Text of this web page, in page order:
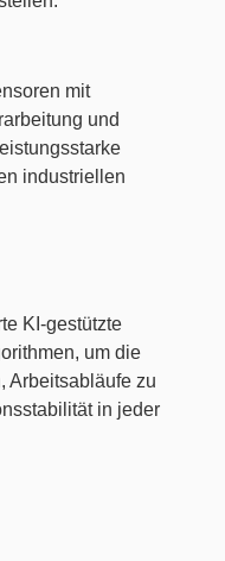
mit
und
industriellen
KI-gestützte
um die
Arbeitsabläufe zu
in jeder